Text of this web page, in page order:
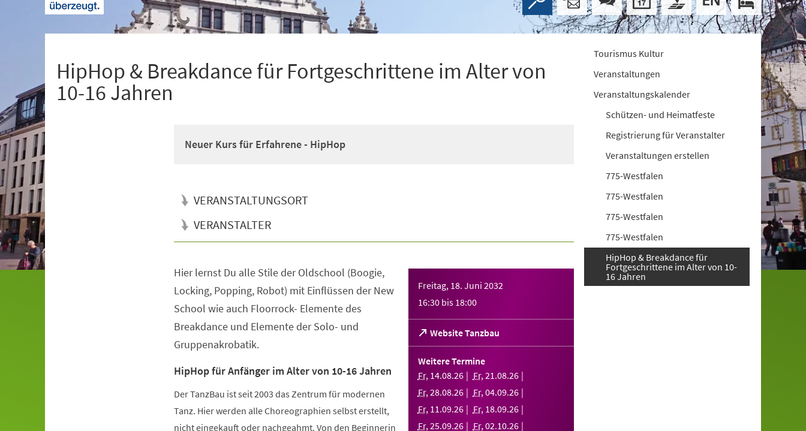
HipHop & Breakdance für Fortgeschrittene im Alter von
10-16 Jahren
Neuer Kurs für Erfahrene - HipHop
VERANSTALTUNGSORT
VERANSTALTER
Freitag, 18. Juni 2032
16:30 bis 18:00
Website Tanzbau
(Öffnet
in
einem
Tab)
Weitere Termine
Fr, 14.08.26 Fr,21.08.26
Fr,28.08.26 Fr,04.09.26
Fr, 11.09.26 Fr, 18.09.26
Fr,25.09.26 Fr,02.10.26
Hier lernst Du alle Stile der Oldschool (Boogie,
Locking, Popping, Robot) mit Einflüssen der New
School wie auch Floorrock- Elemente des
Breakdance und Elemente der Solo- und
Gruppenakrobatik.
HipHop für Anfänger im Alter von 10-16 Jahren
Der TanzBau ist seit 2003 das Zentrum für modernen
Tanz. Hier werden alle Choreographien selbst erstellt,
nicht eingekauft oder nachgeahmt. Von den Beginnerin
Tourismus Kultur
Veranstaltungen
Veranstaltungskalender
Schützen- und Heimatfeste
Registrierung für Veranstalter
Veranstaltungen erstellen
775-Westfalen
775-Westfalen
775-Westfalen
775-Westfalen
HipHop & Breakdance für
Fortgeschrittene im Alter von 10-
16 Jahren